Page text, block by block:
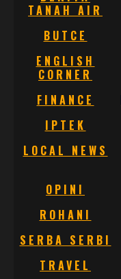
TANAH AIR
BUTCE
ENGLISH
CORNER
FINANCE
IPTEK
LOCAL NEWS
OPINI
ROHANI
SERBA SERBI
TRAVEL